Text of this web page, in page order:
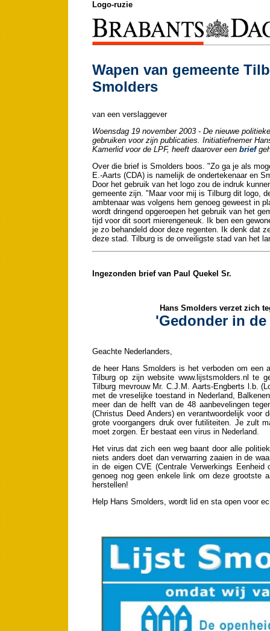
Logo-ruzie
Wapen van gemeente
Smolders
van een verslaggever
Woensdag 19 november 2003 - De nieuwe
gebruiken voor zijn publicaties. Initiatiefnemer
Kamerlid voor de LPF, heeft daarover een brief
Over die brief is Smolders boos. "Zo ga je als
E.-Aarts (CDA) is namelijk de ondertekenaar en
Door het gebruik van het logo zou de indruk
gemeente zijn. "Maar voor mij is Tilburg dit logo,
ambtenaar was volgens hem genoeg geweest in
wordt dringend opgeroepen het gebruik van het
tijd voor dit soort mierengeneuk. Ik ben een
je zo behandeld door deze regenten. Ik denk dat
deze stad. Tilburg is de onveiligste stad van het
Ingezonden brief van Paul Quekel Sr.
Hans Smolders verzet zich
'Gedonder in
Geachte Nederlanders,
de heer Hans Smolders is het verboden om een
Tilburg op zijn website www.lijstsmolders.nl te
Tilburg mevrouw Mr. C.J.M. Aarts-Engberts l.b.
met de vreselijke toestand in Nederland,
meer dan de helft van de 48 aanbevelingen
(Christus Deed Anders) en verantwoordelijk
grote voorgangers druk over futiliteiten. Je zult
moet zorgen. Er bestaat een virus in Nederland.
Het virus dat zich een weg baant door alle
niets anders doet dan verwarring zaaien in de
in de eigen CVE (Centrale Verwerkings
genoeg nog geen enkele link om deze grootste
herstellen!
Help Hans Smolders, wordt lid en sta open voor